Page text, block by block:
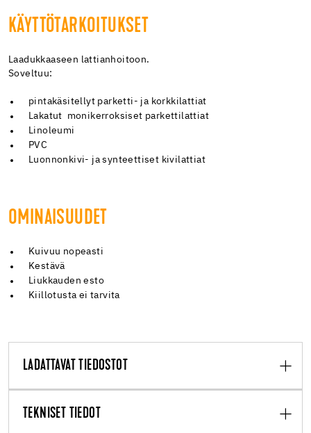
KÄYTTÖTARKOITUKSET
Laadukkaaseen lattianhoitoon.
Soveltuu:
pintakäsitellyt parketti- ja korkkilattiat
Lakatut monikerroksiset parkettilattiat
Linoleumi
PVC
Luonnonkivi- ja synteettiset kivilattiat
OMINAISUUDET
Kuivuu nopeasti
Kestävä
Liukkauden esto
Kiillotusta ei tarvita
LADATTAVAT TIEDOSTOT
TEKNISET TIEDOT